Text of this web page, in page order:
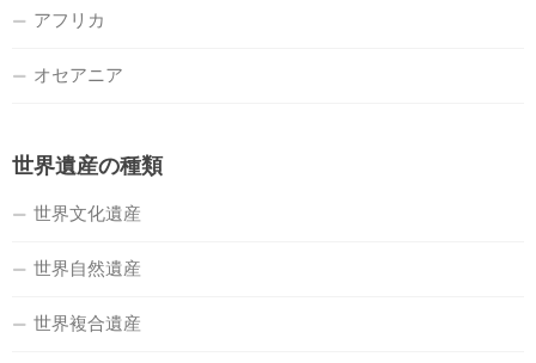
アフリカ
オセアニア
世界遺産の種類
世界文化遺産
世界自然遺産
世界複合遺産